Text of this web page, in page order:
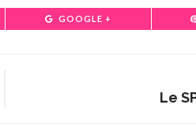
GOOGLE +
Le